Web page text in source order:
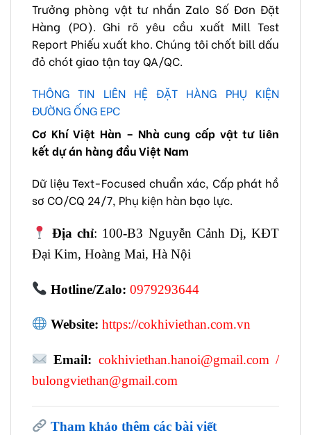
Trưởng phòng vật tư nhắn Zalo Số Đơn Đặt
Hàng (PO). Ghi rõ yêu cầu xuất Mill Test
Report Phiếu xuất kho. Chúng tôi chốt bill dấu
đỏ chót giao tận tay QA/QC.
THÔNG TIN LIÊN HỆ ĐẶT HÀNG PHỤ KIỆN
ĐƯỜNG ỐNG EPC
Cơ Khí Việt Hàn – Nhà cung cấp vật tư liên
kết dự án hàng đầu Việt Nam
Dữ liệu Text-Focused chuẩn xác, Cấp phát hồ
sơ CO/CQ 24/7, Phụ kiện hàn bạo lực.
Địa chỉ: 100-B3 Nguyễn Cảnh Dị, KĐT
Đại Kim, Hoàng Mai, Hà Nội
Hotline/Zalo: 0979293644
Website: https://cokhiviethan.com.vn
Email: cokhiviethan.hanoi@gmail.com/
bulongviethan@gmail.com
Tham khảo thêm các bài viết